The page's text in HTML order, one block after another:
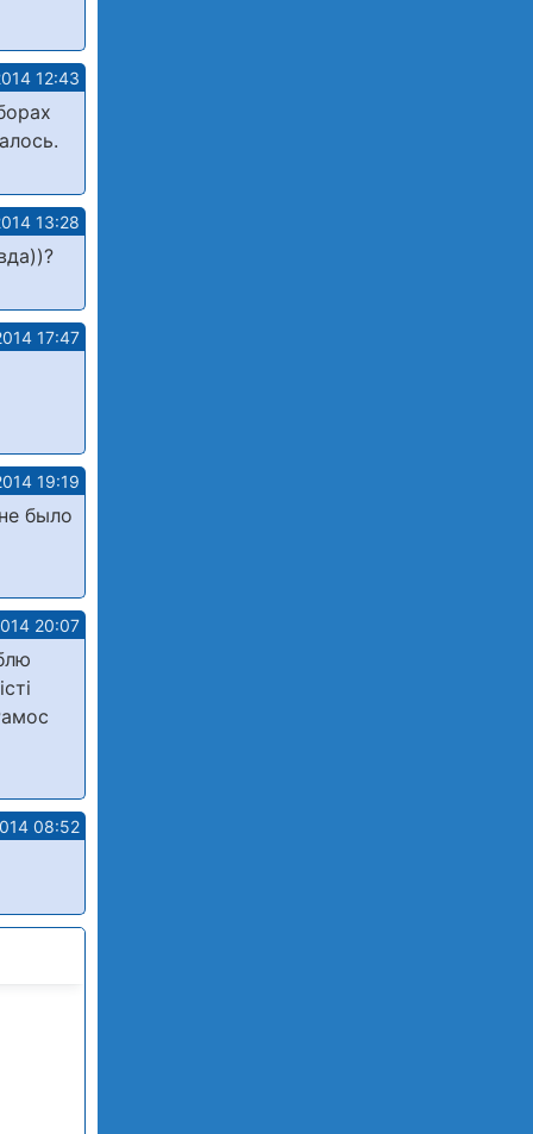
12:43
13:28
17:47
19:19
было
20:07
08:52